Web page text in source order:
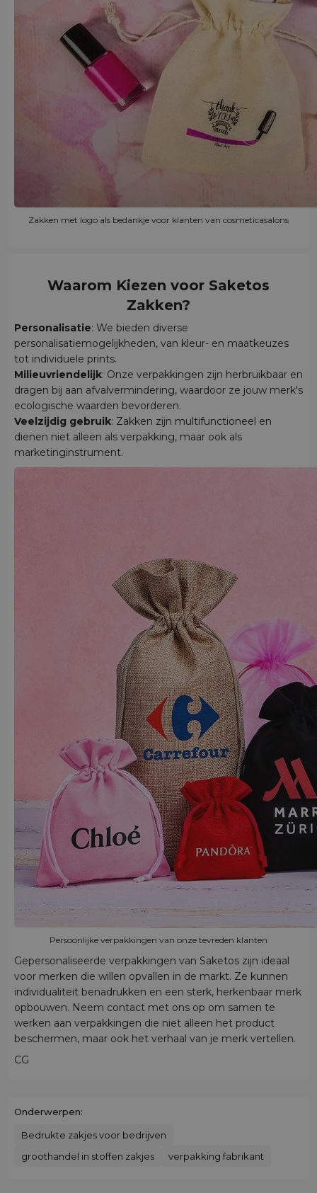
Zakken met logo als bedankje voor klanten van cosmeticasalons
Waarom Kiezen voor Saketos
Zakken?
Personalisatie: We bieden diverse
personalisatiemogelijkheden, van kleur- en maatkeuzes
tot individuele prints.
Milieuvriendelijk: Onze verpakkingen zijn herbruikbaar en
dragen bij aan afvalvermindering, waardoor ze jouw merk's
ecologische waarden bevorderen.
Veelzijdig gebruik: Zakken zijn multifunctioneel en
dienen niet alleen als verpakking, maar ook als
marketinginstrument.
Persoonlijke verpakkingen van onze tevreden klanten
Gepersonaliseerde verpakkingen van Saketos zijn ideaal
voor merken die willen opvallen in de markt. Ze kunnen
individualiteit benadrukken en een sterk, herkenbaar merk
opbouwen. Neem contact met ons op om samen te
werken aan verpakkingen die niet alleen het product
beschermen, maar ook het verhaal van je merk vertellen.
CG
Onderwerpen:
Bedrukte zakjes voor bedrijven
groothandel in stoffen zakjes
verpakking fabrikant